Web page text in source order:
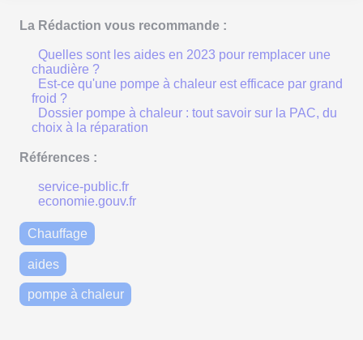
La Rédaction vous recommande :
Quelles sont les aides en 2023 pour remplacer une
chaudière ?
Est-ce qu'une pompe à chaleur est efficace par grand
froid ?
Dossier pompe à chaleur : tout savoir sur la PAC, du
choix à la réparation
Références :
service-public.fr
economie.gouv.fr
Chauffage
aides
pompe à chaleur